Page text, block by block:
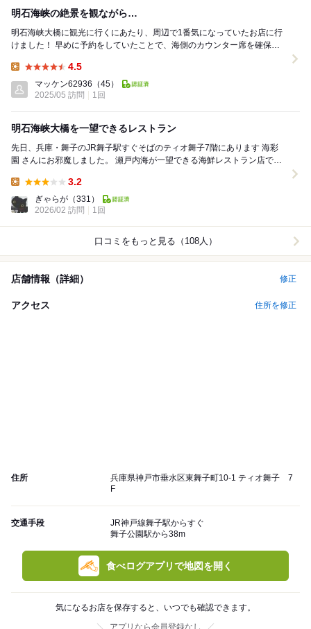
明石海峡の絶景を観ながら…
明石海峡大橋に観光に行くにあたり、周辺で1番気になっていたお店に行
けました！ 早めに予約をしていたことで、海側のカウンター席を確保で
4.5
マッケン62936 （45）
2025/05 訪問
1回
明石海峡大橋を一望できるレストラン
先日、兵庫・舞子のJR舞子駅すぐそばのティオ舞子7階にあります 海彩
園 さんにお邪魔しました。 瀬戸内海が一望できる海鮮レストラン店で、
3.2
ぎゃらが （331）
2026/02 訪問
1回
口コミをもっと見る（108人）
店舗情報（詳細） 修正
アクセス 住所を修正
住所
兵庫県神戸市垂水区東舞子町10-1 ティオ舞子 7
F
交通手段
JR神戸線舞子駅からすぐ
舞子公園駅から38m
食べログアプリで地図を開く
気になるお店を保存すると、いつでも確認できます。
アプリなら会員登録なし